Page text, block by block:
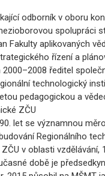
odborník v oboru
spolupráci
Fakulty aplikovaných
řízení a
2000–2008 ředitel
technologický
pedagogickou a
ZČU
let se významnou
Regionálního
v oblasti vzdělávání,
době je